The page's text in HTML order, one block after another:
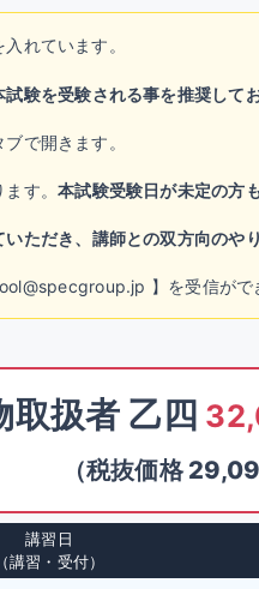
れています。
験を受験される事を推奨してお
で開きます。
ます。本試験受験日が未定の方
いただき、講師との双方向のや
】を受信がで
取扱者 乙四
（税抜価格
講習日
（講習・受付）